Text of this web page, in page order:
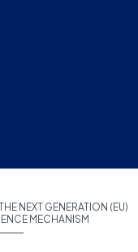
NEXT GENERATION (EU)
MECHANISM